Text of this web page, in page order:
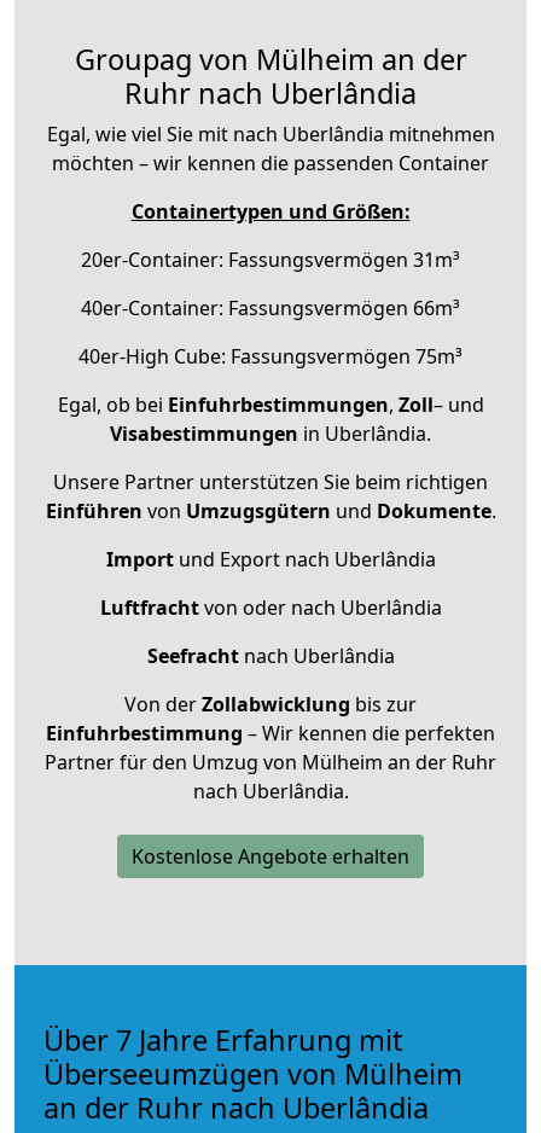
Groupag von Mülheim an der
Ruhr nach Uberlândia
Egal, wie viel Sie mit nach Uberlândia mitnehmen
möchten – wir kennen die passenden Container
Containertypen und Größen:
20er-Container: Fassungsvermögen 31m³
40er-Container: Fassungsvermögen 66m³
40er-High Cube: Fassungsvermögen 75m³
Egal, ob bei Einfuhrbestimmungen, Zoll– und
Visabestimmungen in Uberlândia.
Unsere Partner unterstützen Sie beim richtigen
Einführen von Umzugsgütern und Dokumente.
Importund Export nach Uberlândia
Luftfrachtvon oder nach Uberlândia
Seefrachtnach Uberlândia
Von derZollabwicklung bis zur
Einfuhrbestimmung – Wir kennen die perfekten
Partner für den Umzug von Mülheim an der Ruhr
nach Uberlândia.
Kostenlose Angebote erhalten
Über 7 Jahre Erfahrung mit
Überseeumzügen von Mülheim
an der Ruhr nach Uberlândia